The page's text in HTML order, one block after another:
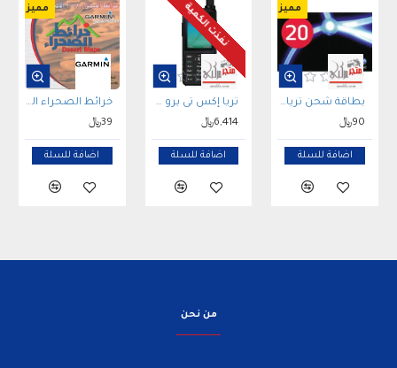
مميز
بطاقة شحن ثريا فئة 20 دولار Thuraya Scratch Card
90﷼
اضافة للسلة
نفذت الكمية
ثريا إكس تى برو THURAYA XT-PRO SATELLITE PHONE WITH SIM CARD
6,414﷼
اضافة للسلة
مميز
خرائط الصحراء السعودية السياري لأجهزة جارمن إصدار 2021
39﷼
اضافة للسلة
من نحن